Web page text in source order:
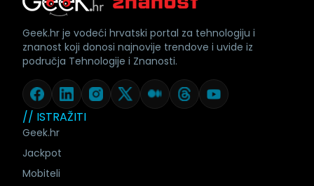
// ISTRAŽITI
Geek.hr
Jackpot
Mobiteli
Geek.hr je vodeći hrvatski portal za tehnologiju i
znanost koji donosi najnovije trendove i uvide iz
područja Tehnologije i Znanosti.